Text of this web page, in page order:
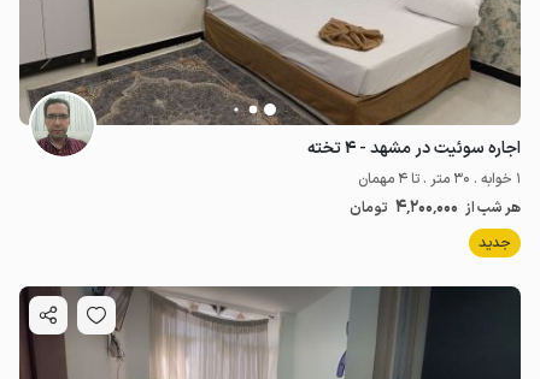
اجاره سوئیت در مشهد - ۴ تخته
1 خوابه . 30 متر . تا 4 مهمان
هر شب از 4٬200٬000 تومان
جدید